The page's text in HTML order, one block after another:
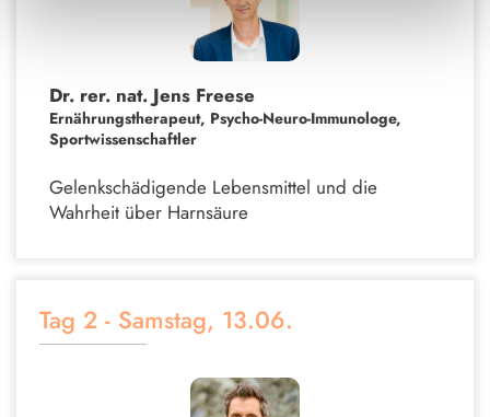
Dr. rer. nat. Jens Freese
Ernährungstherapeut, Psycho-Neuro-Immunologe,
Sportwissenschaftler
Gelenkschädigende Lebensmittel und die
Wahrheit über Harnsäure
Tag 2 - Samstag, 13.06.